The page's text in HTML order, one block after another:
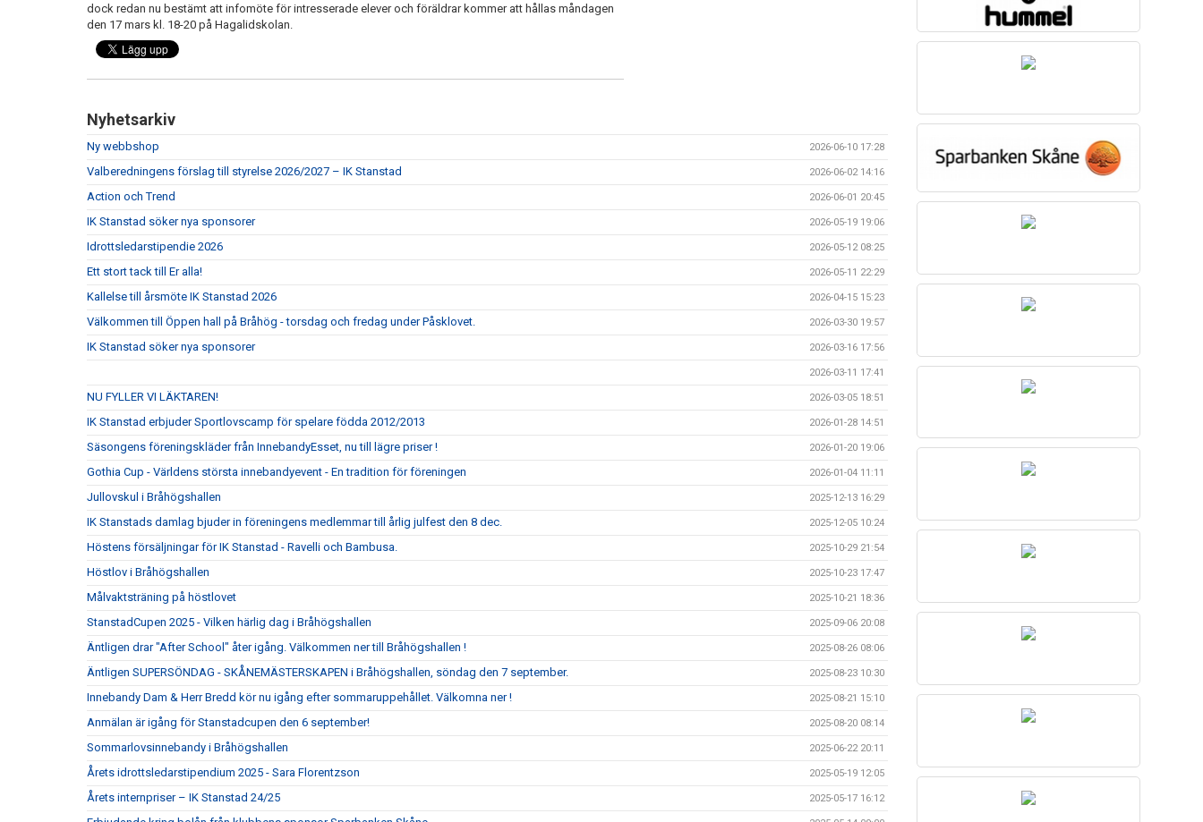
dock redan nu bestämt att infomöte för intresserade elever och föräldrar kommer att hållas måndagen
den 17 mars kl. 18-20 på Hagalidskolan.
Nyhetsarkiv
Ny webbshop 2026-06-10 17:28
Valberedningens förslag till styrelse 2026/2027 – IK Stanstad 2026-06-02 14:16
Action och Trend 2026-06-01 20:45
IK Stanstad söker nya sponsorer 2026-05-19 19:06
Idrottsledarstipendie 2026 2026-05-12 08:25
Ett stort tack till Er alla! 2026-05-11 22:29
Kallelse till årsmöte IK Stanstad 2026 2026-04-15 15:23
Välkommen till Öppen hall på Bråhög - torsdag och fredag under Påsklovet. 2026-03-30 19:57
IK Stanstad söker nya sponsorer 2026-03-16 17:56
2026-03-11 17:41
NU FYLLER VI LÄKTAREN! 2026-03-05 18:51
IK Stanstad erbjuder Sportlovscamp för spelare födda 2012/2013 2026-01-28 14:51
Säsongens föreningskläder från InnebandyEsset, nu till lägre priser ! 2026-01-20 19:06
Gothia Cup - Världens största innebandyevent - En tradition för föreningen 2026-01-04 11:11
Jullovskul i Bråhögshallen 2025-12-13 16:29
IK Stanstads damlag bjuder in föreningens medlemmar till årlig julfest den 8 dec. 2025-12-05 10:24
Höstens försäljningar för IK Stanstad - Ravelli och Bambusa. 2025-10-29 21:54
Höstlov i Bråhögshallen 2025-10-23 17:47
Målvaktsträning på höstlovet 2025-10-21 18:36
StanstadCupen 2025 - Vilken härlig dag i Bråhögshallen 2025-09-06 20:08
Äntligen drar "After School" åter igång. Välkommen ner till Bråhögshallen ! 2025-08-26 08:06
Äntligen SUPERSÖNDAG - SKÅNEMÄSTERSKAPEN i Bråhögshallen, söndag den 7 september. 2025-08-23 10:30
Innebandy Dam & Herr Bredd kör nu igång efter sommaruppehållet. Välkomna ner ! 2025-08-21 15:10
Anmälan är igång för Stanstadcupen den 6 september! 2025-08-20 08:14
Sommarlovsinnebandy i Bråhögshallen 2025-06-22 20:11
Årets idrottsledarstipendium 2025 - Sara Florentzson 2025-05-19 12:05
Årets internpriser – IK Stanstad 24/25 2025-05-17 16:12